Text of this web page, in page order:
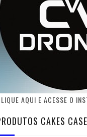
AQUI E ACESSE O
CAKES